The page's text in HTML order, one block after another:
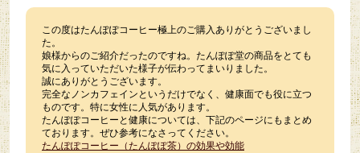
この度はたんぽぽコーヒー極上のご購入ありがとうございまし
た。
娘様からのご紹介だったのですね。たんぽぽ堂の商品をとても
気に入っていただいた様子が伝わってまいりました。
誠にありがとうございます。
完全なノンカフェインというだけでなく、健康面でも役に立つ
ものです。特に女性に人気があります。
たんぽぽコーヒーと健康については、下記のページにもまとめ
ております。ぜひ参考になさってください。
たんぽぽコーヒー（たんぽぽ茶）の効果や効能